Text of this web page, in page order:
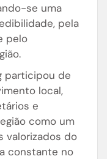
se uma
pela
pelo
participou de
local,
e
como um
valorizados do
constante no